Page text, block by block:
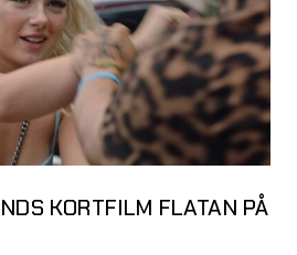
KORTFILM FLATAN PÅ